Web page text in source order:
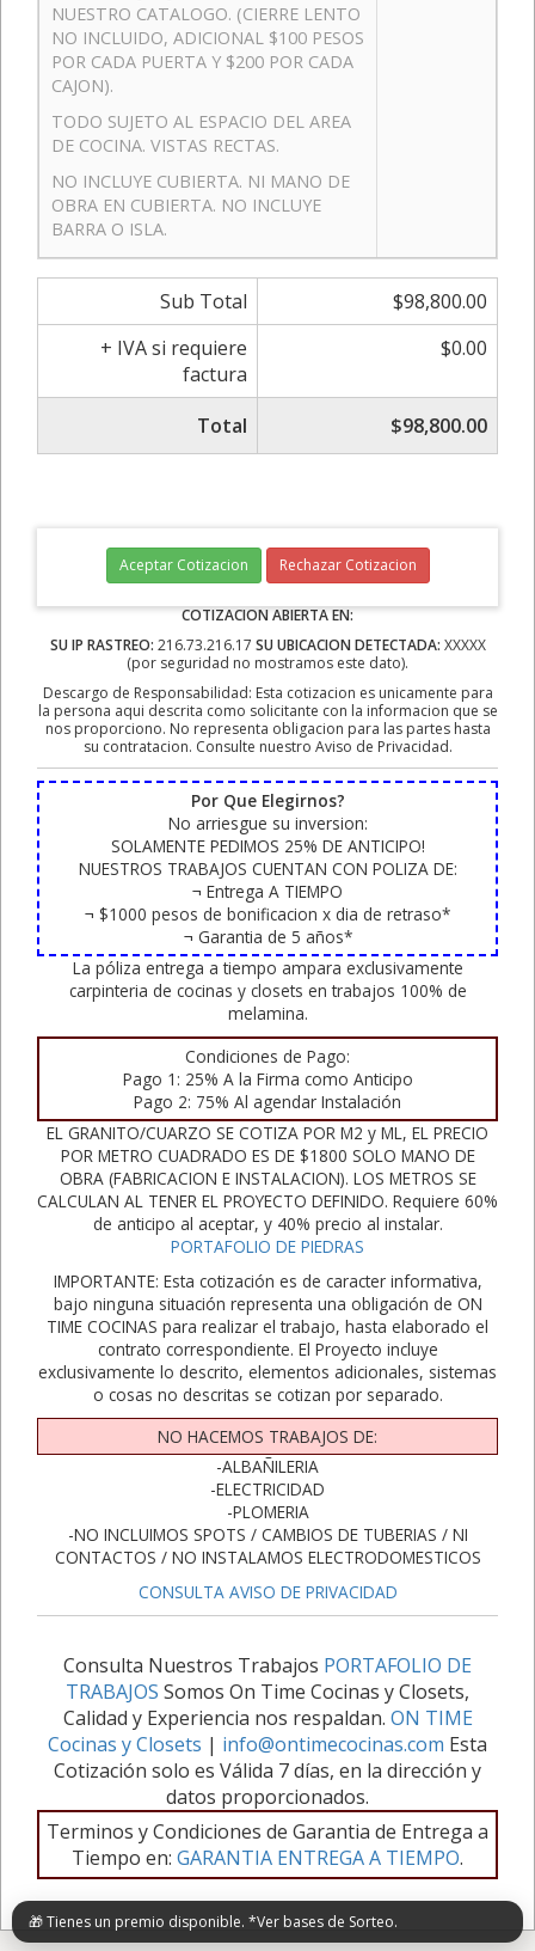
🎁 Tienes un premio disponible. *Ver bases de Sorteo.
NUESTRO CATALOGO. (CIERRE LENTO
NO INCLUIDO, ADICIONAL $100 PESOS
POR CADA PUERTA Y $200 POR CADA
CAJON).
TODO SUJETO AL ESPACIO DEL AREA
DE COCINA. VISTAS RECTAS.
NO INCLUYE CUBIERTA. NI MANO DE
OBRA EN CUBIERTA. NO INCLUYE
BARRA O ISLA.
Sub Total
$98,800.00
+ IVA si requiere
factura
$0.00
Total $98,800.00
Aceptar Cotizacion Rechazar Cotizacion
COTIZACION ABIERTA EN:
SU IP RASTREO: 216.73.216.17 SU UBICACION DETECTADA: XXXXX
(por seguridad no mostramos este dato).
Descargo de Responsabilidad: Esta cotizacion es unicamente para
la persona aqui descrita como solicitante con la informacion que se
nos proporciono. No representa obligacion para las partes hasta
su contratacion. Consulte nuestro Aviso de Privacidad.
Por Que Elegirnos?
No arriesgue su inversion:
SOLAMENTE PEDIMOS 25% DE ANTICIPO!
NUESTROS TRABAJOS CUENTAN CON POLIZA DE:
¬ Entrega A TIEMPO
¬ $1000 pesos de bonificacion x dia de retraso*
¬ Garantia de 5 años*
La póliza entrega a tiempo ampara exclusivamente
carpinteria de cocinas y closets en trabajos 100% de
melamina.
Condiciones de Pago:
Pago 1: 25% A la Firma como Anticipo
Pago 2: 75% Al agendar Instalación
EL GRANITO/CUARZO SE COTIZA POR M2 y ML, EL PRECIO
POR METRO CUADRADO ES DE $1800 SOLO MANO DE
OBRA (FABRICACION E INSTALACION). LOS METROS SE
CALCULAN AL TENER EL PROYECTO DEFINIDO. Requiere 60%
de anticipo al aceptar, y 40% precio al instalar.
PORTAFOLIO DE PIEDRAS
IMPORTANTE: Esta cotización es de caracter informativa,
bajo ninguna situación representa una obligación de ON
TIME COCINAS para realizar el trabajo, hasta elaborado el
contrato correspondiente. El Proyecto incluye
exclusivamente lo descrito, elementos adicionales, sistemas
o cosas no descritas se cotizan por separado.
NO HACEMOS TRABAJOS DE:
-ALBAÑILERIA
-ELECTRICIDAD
-PLOMERIA
-NO INCLUIMOS SPOTS / CAMBIOS DE TUBERIAS / NI
CONTACTOS / NO INSTALAMOS ELECTRODOMESTICOS
CONSULTA AVISO DE PRIVACIDAD
Consulta Nuestros Trabajos PORTAFOLIO DE
TRABAJOS Somos On Time Cocinas y Closets,
Calidad y Experiencia nos respaldan. ON TIME
Cocinas y Closets | info@ontimecocinas.com Esta
Cotización solo es Válida 7 días, en la dirección y
datos proporcionados.
Terminos y Condiciones de Garantia de Entrega a
Tiempo en: GARANTIA ENTREGA A TIEMPO.